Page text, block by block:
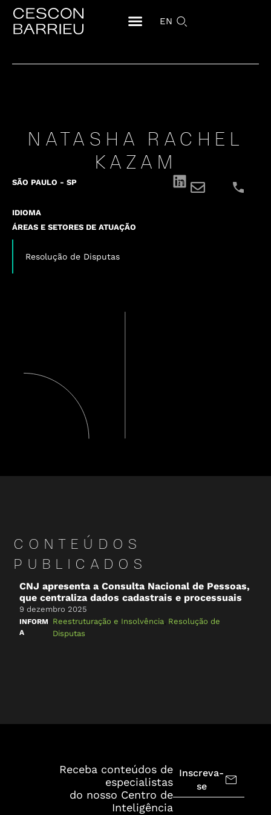
EN
NATASHA RACHEL
KAZAM
SÃO PAULO - SP
IDIOMA
ÁREAS E SETORES DE ATUAÇÃO
Resolução de Disputas
CONTEÚDOS
PUBLICADOS
CNJ apresenta a Consulta Nacional de Pessoas,
que centraliza dados cadastrais e processuais
9 dezembro 2025
INFORM
A
Reestruturação e Insolvência Resolução de
Disputas
Receba conteúdos de
especialistas
do nosso Centro de
Inteligência
Inscreva-
se